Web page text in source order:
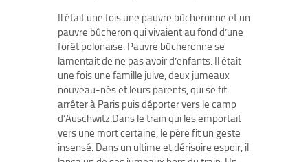
Il était une fois une pauvre bûcheronne et un
pauvre bûcheron qui vivaient au fond d’une
forêt polonaise. Pauvre bûcheronne se
lamentait de ne pas avoir d’enfants. Il était
une fois une famille juive, deux jumeaux
nouveau-nés et leurs parents, qui se fit
arrêter à Paris puis déporter vers le camp
d’Auschwitz.Dans le train qui les emportait
vers une mort certaine, le père fit un geste
insensé. Dans un ultime et dérisoire espoir, il